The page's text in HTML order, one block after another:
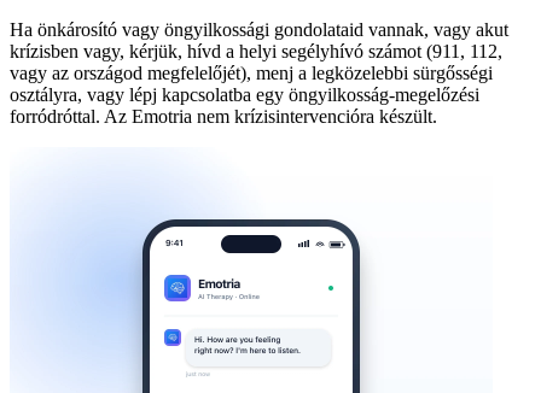
Ha önkárosító vagy öngyilkossági gondolataid vannak, vagy akut
krízisben vagy, kérjük, hívd a helyi segélyhívó számot (911, 112,
vagy az országod megfelelőjét), menj a legközelebbi sürgősségi
osztályra, vagy lépj kapcsolatba egy öngyilkosság-megelőzési
forródróttal. Az Emotria nem krízisintervencióra készült.